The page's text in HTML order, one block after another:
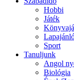
Hobbi
Játék
Sport
Tanuljunk
Angol
Biológia